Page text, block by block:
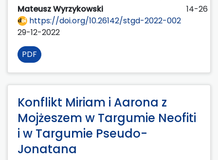
Mateusz Wyrzykowski
14-26
https://doi.org/10.26142/stgd-2022-002
29-12-2022
PDF
Konflikt Miriam i Aarona z
Mojżeszem w Targumie Neofiti
i w Targumie Pseudo-
Jonatana